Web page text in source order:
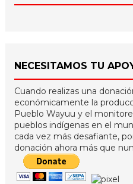
NECESITAMOS TU
Cuando realizas una
económicamente la
Pueblo Wayuu y el
pueblos indígenas en el
cada vez más desafiante,
donación ahora más que